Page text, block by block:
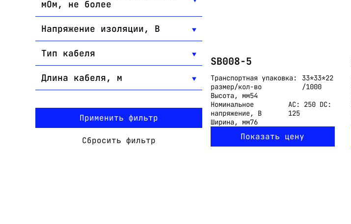
мОм, не более
Напряжение изоляции, В
Тип кабеля
Длина кабеля, м
Применить фильтр
Сбросить фильтр
SB008-5
Транспортная упаковка:
размер/кол-во
33*33*22
/1000
Высота, мм54
Номинальное
напряжение, В
АС: 250 DC:
125
Ширина, мм76
Показать цену